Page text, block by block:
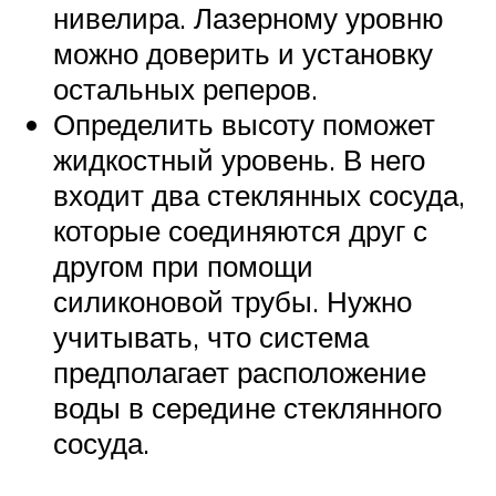
нивелира. Лазерному уровню
можно доверить и установку
остальных реперов.
Определить высоту поможет
жидкостный уровень. В него
входит два стеклянных сосуда,
которые соединяются друг с
другом при помощи
силиконовой трубы. Нужно
учитывать, что система
предполагает расположение
воды в середине стеклянного
сосуда.